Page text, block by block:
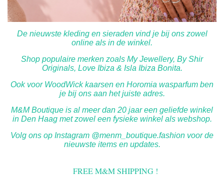
De nieuwste kleding en sieraden vind je bij ons zowel
online als in de winkel.
Shop populaire merken zoals My Jewellery, By Shir
Originals, Love Ibiza & Isla Ibiza Bonita.
Ook voor WoodWick kaarsen en Horomia wasparfum ben
je bij ons aan het juiste adres.
M&M Boutique is al meer dan 20 jaar een geliefde winkel
in Den Haag met zowel een fysieke winkel als webshop.
Volg ons op Instagram @menm_boutique.fashion voor de
nieuwste items en updates.
FREE M&M SHIPPING !